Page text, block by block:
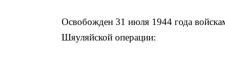
Освобожден 31 июля 1944 года
Шяуляйской операции: